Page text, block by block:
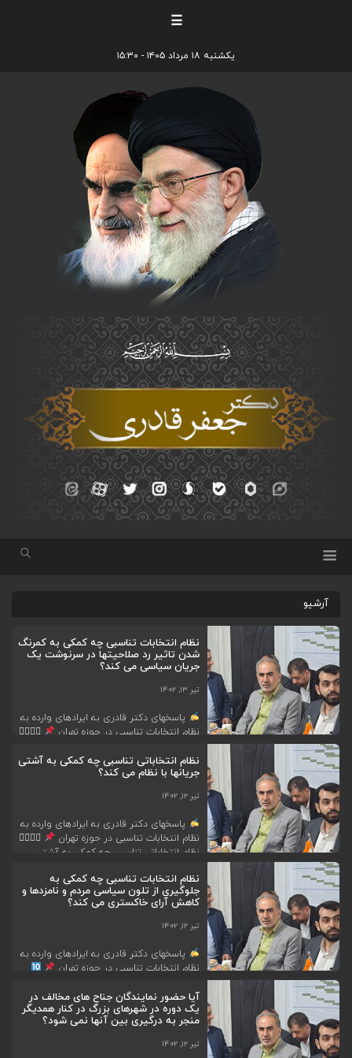
☰
یکشنبه ۱۸ مرداد ۱۴۰۵ - ۱۵:۳۰
آرشیو
نظام انتخابات تناسبی چه کمکی به کمرنگ
شدن تاثیر رد صلاحیتها در سرنوشت یک
جریان سیاسی می کند؟
تیر ۱۳, ۱۴۰۲
پاسخهای دکتر قادری به ایرادهای وارده به
نظام انتخابات تناسبی در حوزه تهران
⃣۱
شدن تاثیر رد صلاحیتها در سرنوشت یک
جریان سیاسی می کند؟
کاهش میزان مشارکت، بخواهند زیرآب رد
صلاحیتها را بزنند و […]
نظام انتخاباتی تناسبی چه کمکی به آشتی
جریانها با نظام می کند؟
تیر ۱۲, ۱۴۰۲
پاسخهای دکتر قادری به ایرادهای وارده به
نظام انتخابات تناسبی در حوزه تهران
⃣۱
نظام انتخاباتی تناسبی چه کمکی به آشتی
اکثریتی طرفداران برخی از جریانهای سیاسی
در ادواری که در حوزه انتخابیه تهران در
مجلس نماینده ای نداشته اند در خیابانها با
نظام […]
نظام انتخابات تناسبی چه کمکی به
جلوگیری از تلون سیاسی مردم و نامزدها و
کاهش آرای خاکستری می کند؟
تیر ۱۲, ۱۴۰۲
پاسخهای دکتر قادری به ایرادهای وارده به
نظام انتخابات تناسبی در حوزه تهران
از تلون سیاسی مردم و نامزدها و کاهش آرای
خاکستری می کند؟
بالابودن درصد آرای
افراد خاکستری باعث میشود تا پیش بینی
نتیجه انتخابات کار مشکلی باشد. عدم امکان
آیا حضور نمایندگان جناح های مخالف در
یک دوره در شهرهای بزرگ در کنار همدیگر
منجر به درگیری بین آنها نمی شود؟
تیر ۱۲, ۱۴۰۲